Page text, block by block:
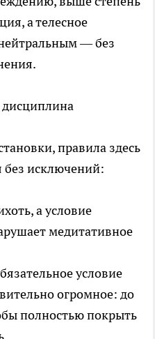
а телесное
— без
правила здесь
исключений:
а условие
медитативное
условие
огромное: до
полностью покрыть